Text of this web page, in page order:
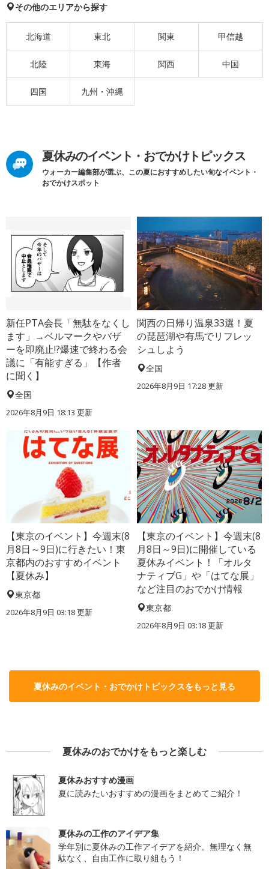
その他のエリアから探す
北海道 東北 関東 甲信越
北陸 東海 関西 中国
四国 九州・沖縄
夏休みのイベント・おでかけトピックス
ウォーカー編集部が選ぶ、この夏におすすめしたい旬なイベント・
おでかけスポット
新任PTA会長「無駄をなくし
ます」→ベルマークやバザ
ーを即廃止!?爆速で終わる会
議に「有能すぎる」【作者
に聞く】
全国
2026年8月9日 18:13 更新
関西の日帰り温泉33選！夏
の琵琶湖や有馬でリフレッ
シュしよう
全国
2026年8月9日 17:28更新
【東京のイベント】今週末(8
月8日～9日)に行きたい！東
京都内のおすすめイベント
【夏休み】
東京都
2026年8月9日 03:18更新
【東京のイベント】今週末(8
月8日～9日)に開催している
夏休みイベント！「オルタ
ナティブG」や「はてな展」
など注目のおでかけ情報
東京都
2026年8月9日 03:18更新
夏休みのイベント・おでかけトピックスをもっと見る
夏休みのおでかけをもっと楽しむ
夏休みおすすめ漫画
夏に読みたいおすすめの漫画をまとめてご紹介！
夏休みの工作のアイデア集
学年別に夏休みの工作アイデアを紹介。無理なく無
駄なく、自由工作に取り組もう！